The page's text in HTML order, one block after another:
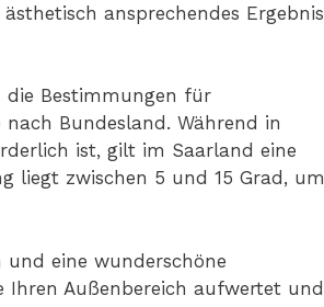
ansprechendes Ergebnis
die Bestimmungen für
Bundesland. Während in
ist, gilt im Saarland eine
liegt zwischen 5 und 15 Grad, um
und eine wunderschöne
Ihren Außenbereich aufwertet und